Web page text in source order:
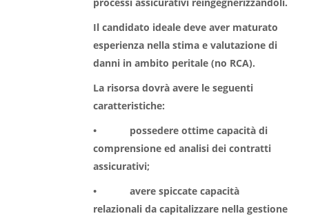
Il candidato ideale deve aver maturato
esperienza nella stima e valutazione di
danni in ambito peritale (no RCA).
La risorsa dovrà avere le seguenti
caratteristiche:
• possedere ottime capacità di
comprensione ed analisi dei contratti
assicurativi;
• avere spiccate capacità
relazionali da capitalizzare nella gestione